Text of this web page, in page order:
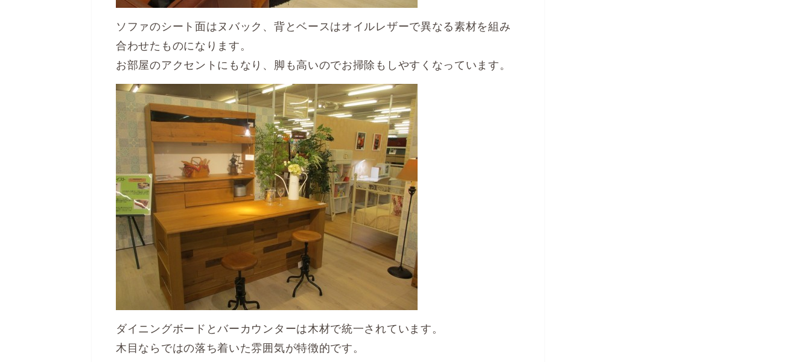
ソファのシート面はヌバック、背とベースはオイルレザーで異なる素材を組み
合わせたものになります。
お部屋のアクセントにもなり、脚も高いのでお掃除もしやすくなっています。
ダイニングボードとバーカウンターは木材で統一されています。
木目ならではの落ち着いた雰囲気が特徴的です。